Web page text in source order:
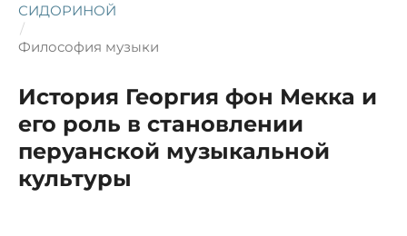
СИДОРИНОЙ
/
Философия музыки
История Георгия фон Мекка и
его роль в становлении
перуанской музыкальной
культуры